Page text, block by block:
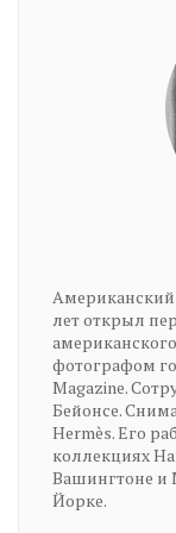
Американский
лет открыл
фотографом
Magazine.
Бейонсе.
Hermès. Его
коллекциях
Вашингтоне и
Йорке.